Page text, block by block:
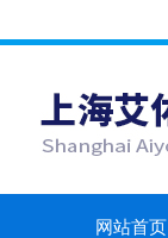
网站首页